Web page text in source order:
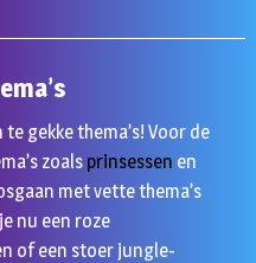
gekke thema’s! Voor de
zoals prinsessen en
met vette thema’s
nu een roze
of een stoer jungle-